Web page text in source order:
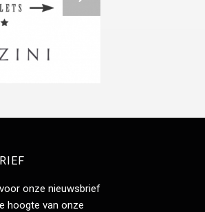
onze nieuwsbrief
hoogte van onze